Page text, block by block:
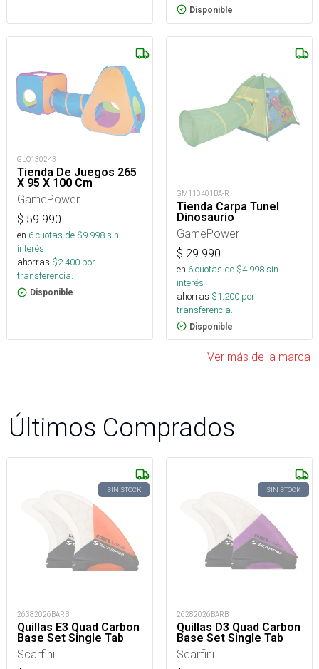
Disponible
GLO130243
Tienda De Juegos 265
X 95 X 100 Cm
GamePower
$ 59.990
en 6cuotas de $9.998sin
interés
ahorras $2.400 por
transferencia.
Disponible
GM110401BA-R
Tienda Carpa Tunel
Dinosaurio
GamePower
$ 29.990
en 6cuotas de $4.998sin
interés
ahorras $1.200 por
transferencia.
Disponible
Ver más de la marca
Últimos Comprados
SIN STOCK
26382026BARB
Quillas E3 Quad Carbon
Base Set Single Tab
Scarfini
SIN STOCK
26282026BARB
Quillas D3 Quad Carbon
Base Set Single Tab
Scarfini